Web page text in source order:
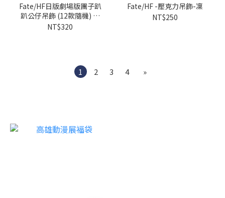
Fate/HF日版劇場版團子趴
趴公仔吊飾 (12款隨機) ─
單個販售
NT$320
Fate/HF -壓克力吊飾-凜
NT$250
1 2 3 4 »